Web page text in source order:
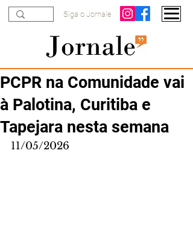
Siga o Jornale
PCPR na Comunidade vai
à Palotina, Curitiba e
Tapejara nesta semana
11/05/2026